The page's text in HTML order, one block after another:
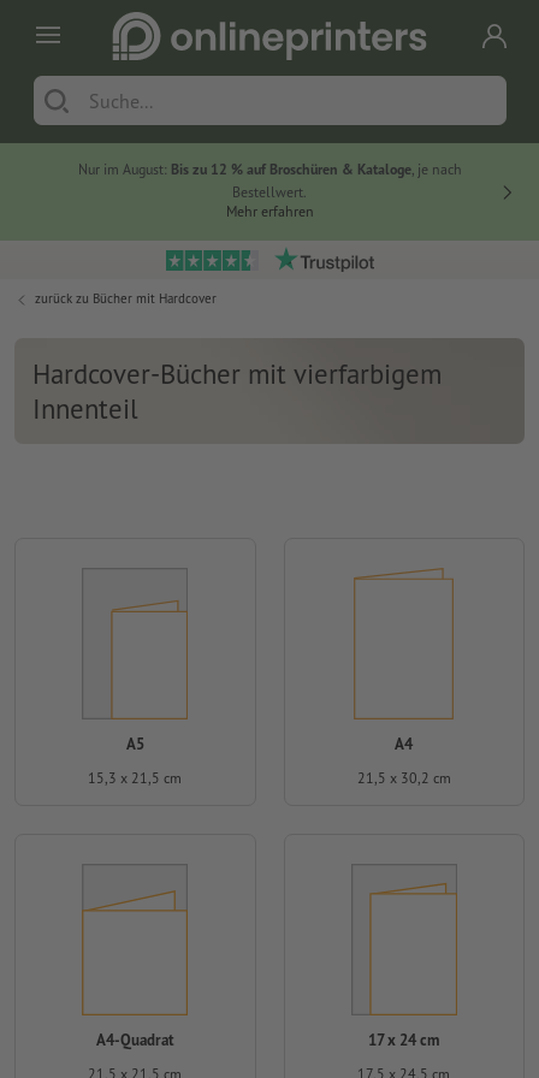
Nur im August: Bis zu 12 % auf Broschüren & Kataloge, je nach
Bestellwert.
Mehr erfahren
zurück zu Bücher mit Hardcover
Hardcover-Bücher mit vierfarbigem
Innenteil
A5
15,3 x 21,5 cm
A4
21,5 x 30,2 cm
A4-Quadrat
21,5 x 21,5 cm
17 x 24 cm
17,5 x 24,5 cm